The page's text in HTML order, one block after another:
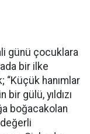
günü çocuklara
bir ilke
“Küçük hanımlar
gülü, yıldızı
boğacakolan